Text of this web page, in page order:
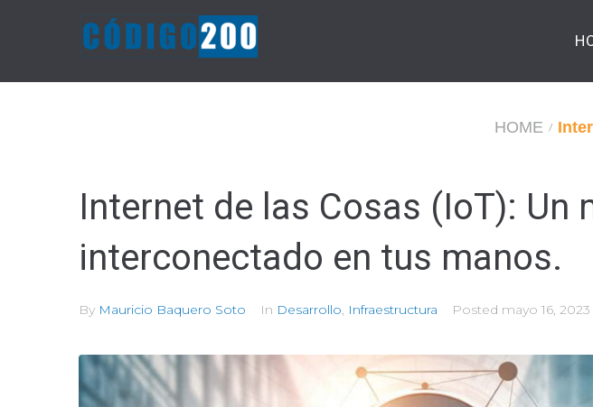
HOME /
Internet de las Cosas (IoT): Un
interconectado en tus manos.
By Mauricio Baquero Soto In Desarrollo, Infraestructura Posted mayo 16, 2023